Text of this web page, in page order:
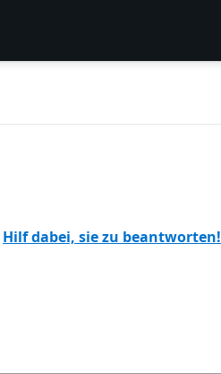
Hilf dabei, sie zu beantworten!